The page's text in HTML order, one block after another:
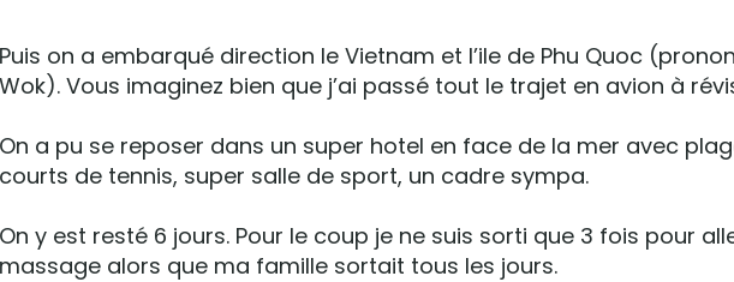
Puis on a embarqué direction le Vietnam et l’ile de Phu Quoc
Wok). Vous imaginez bien que j’ai passé tout le trajet en avion à
On a pu se reposer dans un super hotel en face de la mer avec
courts de tennis, super salle de sport, un cadre sympa.
On y est resté 6 jours. Pour le coup je ne suis sorti que 3 fois pour
massage alors que ma famille sortait tous les jours.